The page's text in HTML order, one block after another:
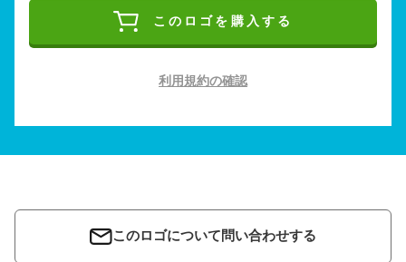
このロゴを購入する
利用規約の確認
このロゴについて問い合わせする